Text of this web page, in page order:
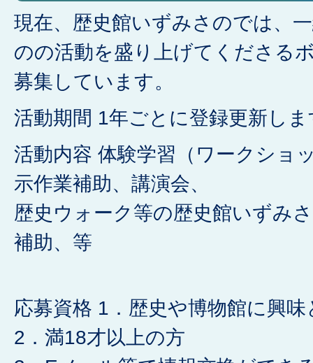
現在、歴史館いずみさのでは、
のの活動を盛り上げてくださる
募集しています。
活動期間 1年ごとに登録更新しま
活動内容 体験学習（ワークショ
示作業補助、講演会、
歴史ウォーク等の歴史館いずみ
補助、等
応募資格 1．歴史や博物館に興
2．満18才以上の方